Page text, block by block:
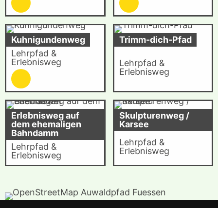
Trimm-dich-Pfad
Lehrpfad &
Erlebnisweg
Erlebnisweg auf
dem ehemaligen
Bahndamm
Lehrpfad &
Erlebnisweg
Skulpturenweg /
Karsee
Lehrpfad &
Erlebnisweg
Kuhnigundenweg
Lehrpfad &
Erlebnisweg